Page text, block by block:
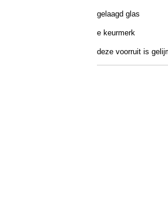
gelaagd glas
e keurmerk
deze voorruit is